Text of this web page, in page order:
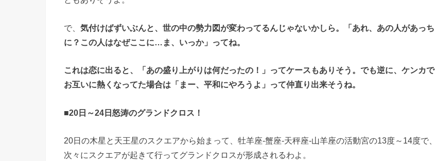
で、 気付けばずいぶんと、世の中の勢力図が変わってるんじゃないかしら。「あれ、あの人があっち
に？この人はなぜここに…ま、いっか」ってね。
これは恋に出ると、「あの盛り上がりは何だったの！」ってケースもありそう。でも逆に、ケンカで
お互いに熱くなってた場合は「まー、平和にやろうよ」って仲直り出来そうね。
■20日～24日怒涛のグランドクロス！
20日の木星と天王星のスクエアから始まって、牡羊座-蟹座-天秤座-山羊座の活動宮の13度～14度で、
次々にスクエアが起きて行ってグランドクロスが形成されるわよ。